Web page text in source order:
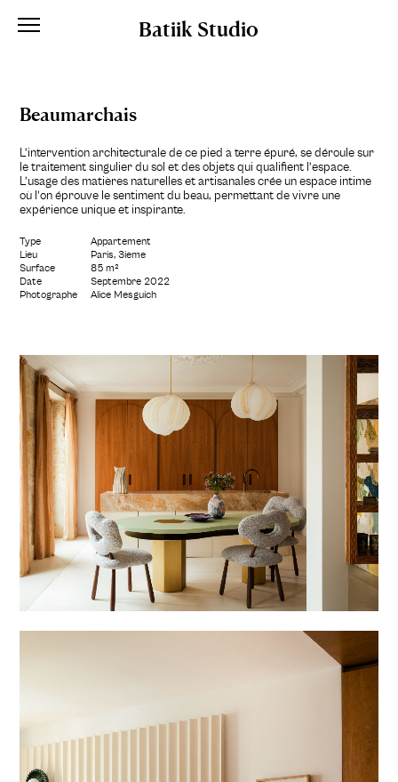
Batiik Studio
Beaumarchais
L’intervention architecturale de ce pied à terre épuré, se déroule sur
le traitement singulier du sol et des objets qui qualifient l’espace.
L’usage des matières naturelles et artisanales crée un espace intime
où l’on éprouve le sentiment du beau, permettant de vivre une
expérience unique et inspirante.
Type
Lieu
Surface
Date
Photographe
Appartement
Paris, 3ième
85 m²
Septembre 2022
Alice Mesguich